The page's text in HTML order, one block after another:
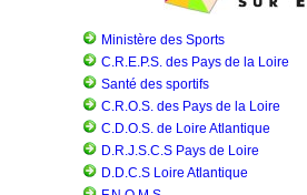
Ministère des Sports
C.R.E.P.S. des Pays de la Loire
Santé des sportifs
C.R.O.S. des Pays de la Loire
C.D.O.S. de Loire Atlantique
D.R.J.S.C.S Pays de Loire
D.D.C.S Loire Atlantique